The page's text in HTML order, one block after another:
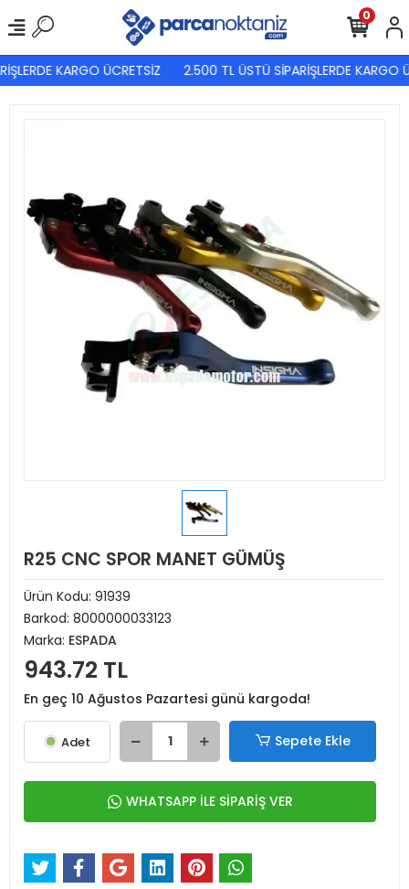
KARGO ÜCRETSİZ 2.500 TL ÜSTÜ SİPARİŞLERDE KARGO
0
R25 CNC SPOR MANET GÜMÜŞ
Ürün Kodu: 91939
Barkod: 8000000033123
Marka: ESPADA
943.72 TL
En geç 10 Ağustos Pazartesi günü kargoda!
Adet Sepete Ekle
WHATSAPP İLE SİPARİŞ VER